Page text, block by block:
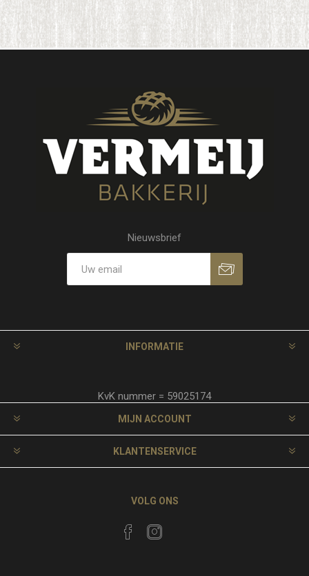
Nieuwsbrief
INFORMATIE
KvK nummer = 59025174
MIJN ACCOUNT
KLANTENSERVICE
VOLG ONS